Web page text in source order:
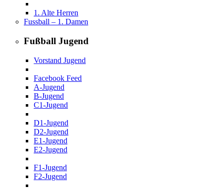
1. Alte Herren
Fussball – 1. Damen
Fußball Jugend
Vorstand Jugend
Facebook Feed
A-Jugend
B-Jugend
C1-Jugend
D1-Jugend
D2-Jugend
E1-Jugend
E2-Jugend
F1-Jugend
F2-Jugend